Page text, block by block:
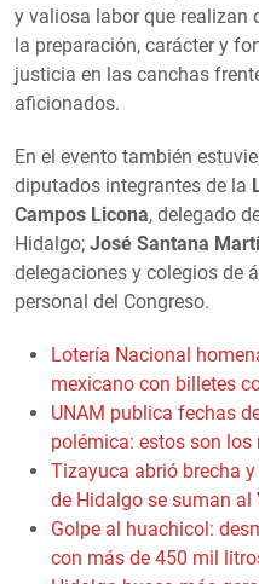
y valiosa labor que realizan
la preparación, carácter y
justicia en las canchas
aficionados.
En el evento también
diputados integrantes de la
Campos Licona, delegado
Hidalgo; José Santana
delegaciones y colegios de
personal del Congreso.
Lotería Nacional
mexicano con billetes
UNAM publica fechas
polémica: estos son los
Tizayuca abrió brecha
de Hidalgo se suman al
Golpe al huachicol:
con más de 450 mil